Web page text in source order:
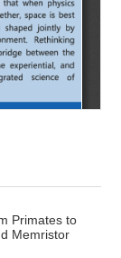
Primates to
Memristor